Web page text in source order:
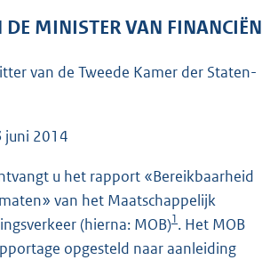
e
3
DE MINISTER VAN FINANCIËN
van de Tweede Kamer der Staten-
juni 2014
u het rapport «Bereikbaarheid
van het Maatschappelijk
(hierna: MOB)1. Het MOB
opgesteld naar aanleiding